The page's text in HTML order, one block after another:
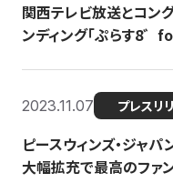
関西テレビ放送とコン
ンディング「ぷらす8゛
2023.11.07 プレスリ
ピースウィンズ・ジャ
大幅拡充で最高のファ